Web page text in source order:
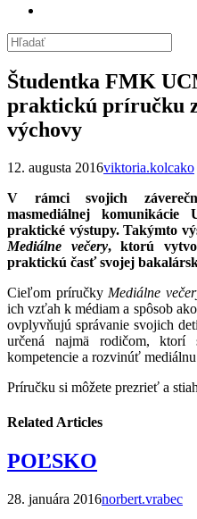
Študentka FMK
praktickú príručku
výchovy
12. augusta 2016viktoria.kolcako
V rámci svojich
masmediálnej
praktické výstupy. Takýmto
Mediálne večery, ktorú
praktickú časť svojej
Cieľom príručky Mediálne
ich vzťah k médiam a spôsob
ovplyvňujú správanie svojich
určená najmä rodičom,
kompetencie a rozvinúť
Príručku si môžete prezrieť a
Related Articles
POĽSKO
28. januára 2016norbert.vrabec